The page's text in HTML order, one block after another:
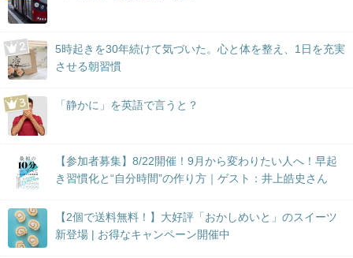
5時起きを30年続けて気づいた。心と体を整え、1日を充実
させる朝習慣
「静かに」を英語で言うと？
【参加者募集】8/22開催！9月から変わりたい人へ！早起
き習慣化と“自分時間”の作り方｜ゲスト：井上皓史さん
【2個で送料無料！】大好評「おかしめいと」のスイーツ
新登場 | お得なキャンペーン開催中